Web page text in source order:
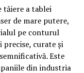
strânse
suprafață și
Greu Craiova să
cât și
de
tăiere a tablei
de mare putere,
pe conturul
curate și
Este
din industria